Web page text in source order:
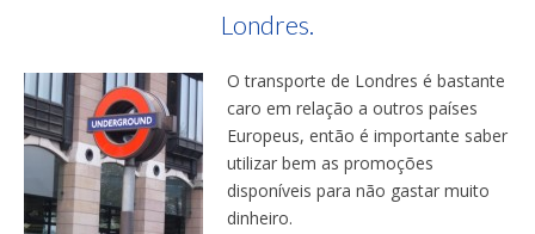
Londres.
O transporte de Londres é bastante
caro em relação a outros países
Europeus, então é importante saber
utilizar bem as promoções
disponíveis para não gastar muito
dinheiro.